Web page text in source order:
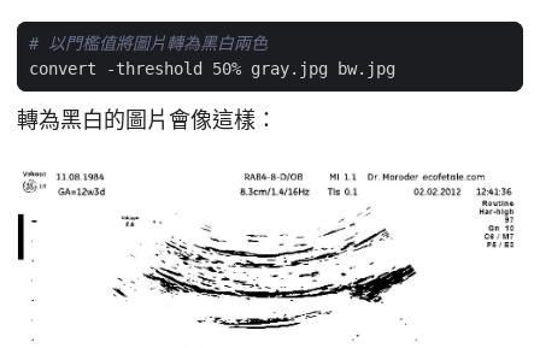
# 以門檻值將圖片轉為黑白兩色
轉為黑白的圖片會像這樣：